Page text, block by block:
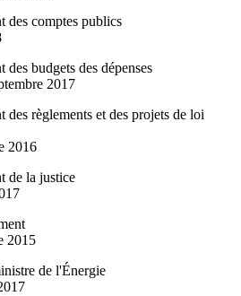
des comptes publics
budgets des dépenses
2017
règlements et des projets de loi
2016
de la justice
2015
de l'Énergie